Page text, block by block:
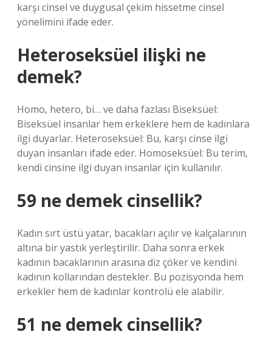
karşı cinsel ve duygusal çekim hissetme cinsel
yönelimini ifade eder.
Heteroseksüel ilişki ne
demek?
Homo, hetero, bi… ve daha fazlası Biseksüel:
Biseksüel insanlar hem erkeklere hem de kadınlara
ilgi duyarlar. Heteroseksüel: Bu, karşı cinse ilgi
duyan insanları ifade eder. Homoseksüel: Bu terim,
kendi cinsine ilgi duyan insanlar için kullanılır.
59 ne demek cinsellik?
Kadın sırt üstü yatar, bacakları açılır ve kalçalarının
altına bir yastık yerleştirilir. Daha sonra erkek
kadının bacaklarının arasına diz çöker ve kendini
kadının kollarından destekler. Bu pozisyonda hem
erkekler hem de kadınlar kontrolü ele alabilir.
51 ne demek cinsellik?